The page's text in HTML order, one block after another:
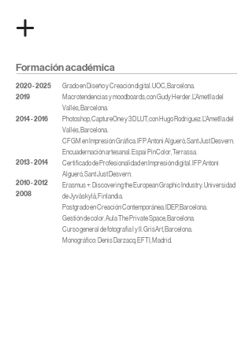
Formación académica
2020 - 2025
2019
2014 - 2016
2013 - 2014
2010 - 2012
2008
Grado en Diseño y Creación digital. UOC, Barcelona.
Macrotendencias y moodboards, con Gudy Herder. L'Ametlla del
Vallés, Barcelona.
Photoshop, CaptureOne y 3D LUT, con Hugo Rodríguez. L'Ametlla del
Vallés, Barcelona.
CFGM en Impresión Gráfica. IFP Antoni Algueró, Sant Just Desvern.
Encuadernación artesanal. Espai PinColor, Terrassa.
Certificado de Profesionalidad en Impresión digital. IFP Antoni
Algueró, Sant Just Desvern.
Erasmus +: Discovering the European Graphic Industry. Universidad
de Jyväskylä, Finlandia.
Postgrado en Creación Contemporánea. IDEP, Barcelona.
Gestión de color. Aula The Private Space, Barcelona.
Curso general de fotografia I y II. GrisArt, Barcelona.
Monográfico: Denis Darzacq. EFTI, Madrid.